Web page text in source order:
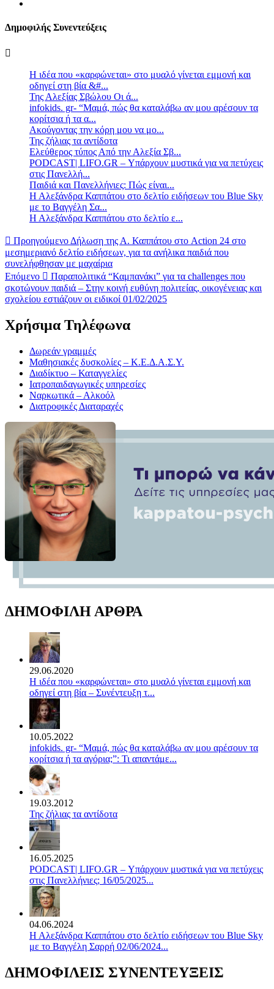
Δημοφιλής Συνεντεύξεις
Η ιδέα που «καρφώνεται» στο μυαλό γίνεται εμμονή και
οδηγεί στη βία &#...
Της Αλεξίας Σβώλου Οι ά...
infokids. gr- “Μαμά, πώς θα καταλάβω αν μου αρέσουν τα
κορίτσια ή τα α...
Ακούγοντας την κόρη μου να μο...
Της ζήλιας τα αντίδοτα
Ελεύθερος τύπος Από την Αλεξία Σβ...
PODCAST| LIFO.GR – Υπάρχουν μυστικά για να πετύχεις
στις Πανελλή...
Παιδιά και Πανελλήνιες: Πώς είναι...
Η Αλεξάνδρα Καππάτου στο δελτίο ειδήσεων του Blue Sky
με το Βαγγέλη Σα...
Η Αλεξάνδρα Καππάτου στο δελτίο ε...
Προηγούμενο Δήλωση της Α. Καππάτου στο Action 24 στο
μεσημεριανό δελτίο ειδήσεων, για τα ανήλικα παιδιά που
συνελήφθησαν με μαχαίρια
Επόμενο
Παραπολιτικά “Καμπανάκι” για τα challenges που
σκοτώνουν παιδιά – Στην κοινή ευθύνη πολιτείας, οικογένειας και
σχολείου εστιάζουν οι ειδικοί 01/02/2025
Χρήσιμα Τηλέφωνα
Δωρεάν γραμμές
Μαθησιακές δυσκολίες – Κ.Ε.Δ.Α.Σ.Υ.
Διαδίκτυο – Καταγγελίες
Ιατροπαιδαγωγικές υπηρεσίες
Ναρκωτικά – Αλκοόλ
Διατροφικές Διαταραχές
ΔΗΜΟΦΙΛΗ ΑΡΘΡΑ
29.06.2020
Η ιδέα που «καρφώνεται» στο μυαλό γίνεται εμμονή και
οδηγεί στη βία – Συνέντευξη τ...
10.05.2022
infokids. gr- “Μαμά, πώς θα καταλάβω αν μου αρέσουν τα
κορίτσια ή τα αγόρια;”: Τι απαντάμε...
19.03.2012
Της ζήλιας τα αντίδοτα
16.05.2025
PODCAST| LIFO.GR – Υπάρχουν μυστικά για να πετύχεις
στις Πανελλήνιες; 16/05/2025...
04.06.2024
Η Αλεξάνδρα Καππάτου στο δελτίο ειδήσεων του Blue Sky
με το Βαγγέλη Σαρρή 02/06/2024...
ΔΗΜΟΦΙΛΕΙΣ ΣΥΝΕΝΤΕΥΞΕΙΣ